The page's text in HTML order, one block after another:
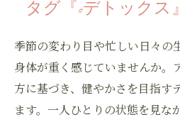
タグ『#デトックス
季節の変わり目や忙しい日々の
身体が重く感じていませんか。
方に基づき、健やかさを目指す
ます。一人ひとりの状態を見な